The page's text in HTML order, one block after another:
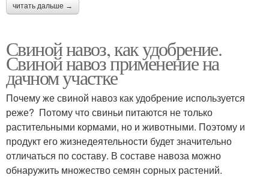
читать дальше →
Свиной навоз, как удобрение.
Свиной навоз применение на
дачном участке
Почему же свиной навоз как удобрение используется
реже? Потому что свиньи питаются не только
растительными кормами, но и животными. Поэтому и
продукт его жизнедеятельности будет значительно
отличаться по составу. В составе навоза можно
обнаружить множество семян сорных растений.